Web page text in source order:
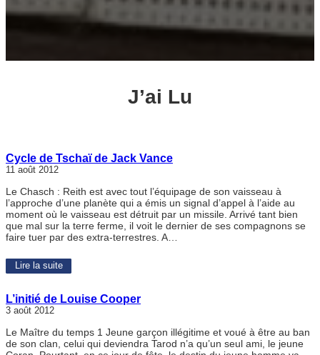
h
J’ai Lu
Cycle de Tschaï de Jack Vance
11 août 2012
Le Chasch : Reith est avec tout l’équipage de son vaisseau à
l’approche d’une planète qui a émis un signal d’appel à l’aide au
moment où le vaisseau est détruit par un missile. Arrivé tant bien
que mal sur la terre ferme, il voit le dernier de ses compagnons se
faire tuer par des extra-terrestres. A…
Lire la suite
L’initié de Louise Cooper
3 août 2012
Le Maître du temps 1 Jeune garçon illégitime et voué à être au ban
de son clan, celui qui deviendra Tarod n’a qu’un seul ami, le jeune